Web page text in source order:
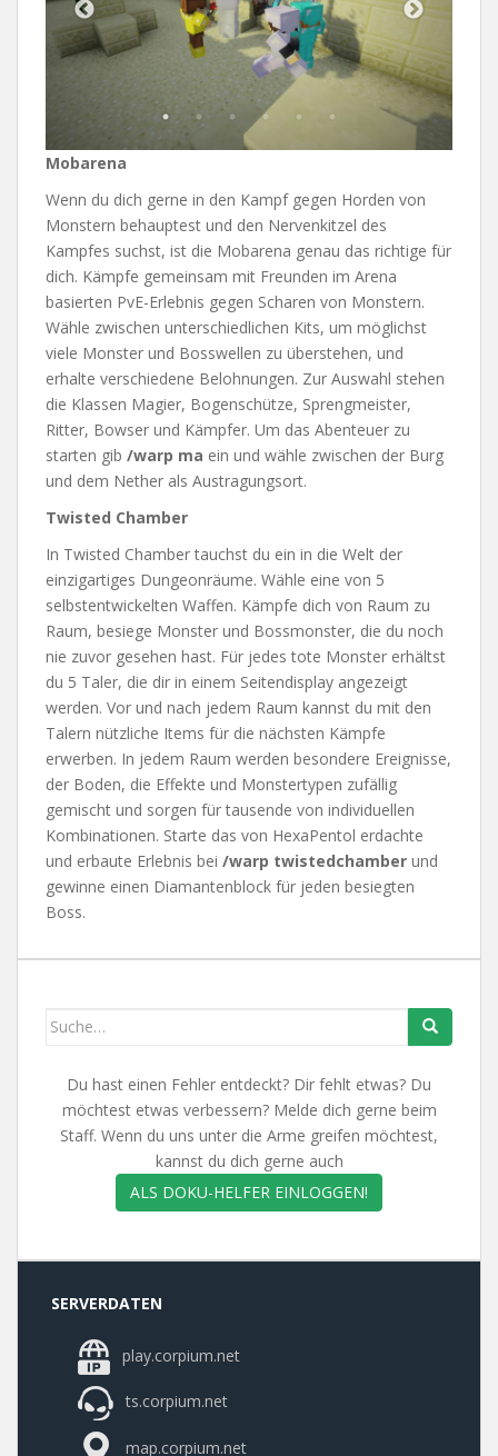
Mobarena
Wenn du dich gerne in den Kampf gegen Horden von
Monstern behauptest und den Nervenkitzel des
Kampfes suchst, ist die Mobarena genau das richtige für
dich. Kämpfe gemeinsam mit Freunden im Arena
basierten PvE-Erlebnis gegen Scharen von Monstern.
Wähle zwischen unterschiedlichen Kits, um möglichst
viele Monster und Bosswellen zu überstehen, und
erhalte verschiedene Belohnungen. Zur Auswahl stehen
die Klassen Magier, Bogenschütze, Sprengmeister,
Ritter, Bowser und Kämpfer. Um das Abenteuer zu
starten gib /warp ma ein und wähle zwischen der Burg
und dem Nether als Austragungsort.
Twisted Chamber
In Twisted Chamber tauchst du ein in die Welt der
einzigartiges Dungeonräume. Wähle eine von 5
selbstentwickelten Waffen. Kämpfe dich von Raum zu
Raum, besiege Monster und Bossmonster, die du noch
nie zuvor gesehen hast. Für jedes tote Monster erhältst
du 5 Taler, die dir in einem Seitendisplay angezeigt
werden. Vor und nach jedem Raum kannst du mit den
Talern nützliche Items für die nächsten Kämpfe
erwerben. In jedem Raum werden besondere Ereignisse,
der Boden, die Effekte und Monstertypen zufällig
gemischt und sorgen für tausende von individuellen
Kombinationen. Starte das von HexaPentol erdachte
und erbaute Erlebnis bei /warp twistedchamber und
gewinne einen Diamantenblock für jeden besiegten
Boss.
Du hast einen Fehler entdeckt? Dir fehlt etwas? Du
möchtest etwas verbessern? Melde dich gerne beim
Staff. Wenn du uns unter die Arme greifen möchtest,
kannst du dich gerne auch
ALS DOKU-HELFER EINLOGGEN!
SERVERDATEN
play.corpium.net
ts.corpium.net
map.corpium.net